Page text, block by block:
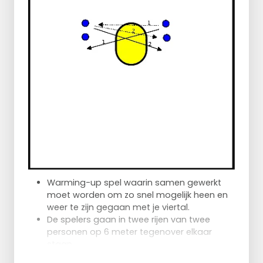
Warming-up spel waarin samen gewerkt
moet worden om zo snel mogelijk heen en
weer te zijn gegaan met je viertal.
De spelers gaan in twee rijen van twee
personen op 6 meter tegenover elkaar